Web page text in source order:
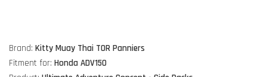
Brand: Kitty Muay Thai TOR Panniers
Fitment for: Honda ADV150